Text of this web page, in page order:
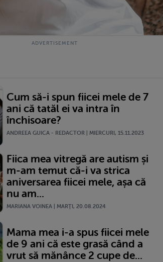
Cum să-i spun fiicei mele de 7
ani că tatăl ei va intra în
închisoare?
ANDREEA GUICA - REDACTOR | MIERCURI, 15.11.2023
Fiica mea vitregă are autism și
m-am temut că-i va strica
aniversarea fiicei mele, așa că
nu am...
MARIANA VOINEA | MARŢI, 20.08.2024
Mama mea i-a spus fiicei mele
de 9 ani că este grasă când a
vrut să mănânce 2 cupe de...